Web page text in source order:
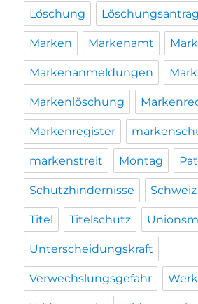
Löschung Löschungsantrag
Marken Markenamt
Markenanmeldungen
Markenlöschung
Markenregister
markenstreit Montag
Schutzhindernisse Schweiz
Titel Titelschutz
Unterscheidungskraft
Verwechslungsgefahr